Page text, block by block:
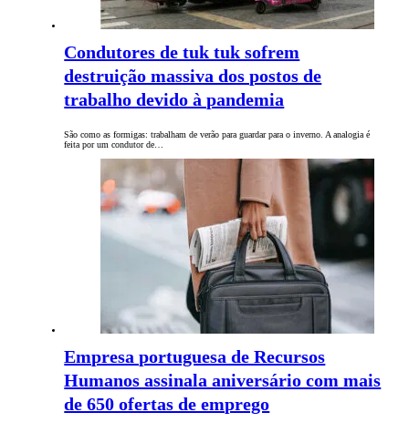
Condutores de tuk tuk sofrem
destruição massiva dos postos de
trabalho devido à pandemia
São como as formigas: trabalham de verão para guardar para o inverno. A analogia é
feita por um condutor de…
Empresa portuguesa de Recursos
Humanos assinala aniversário com mais
de 650 ofertas de emprego